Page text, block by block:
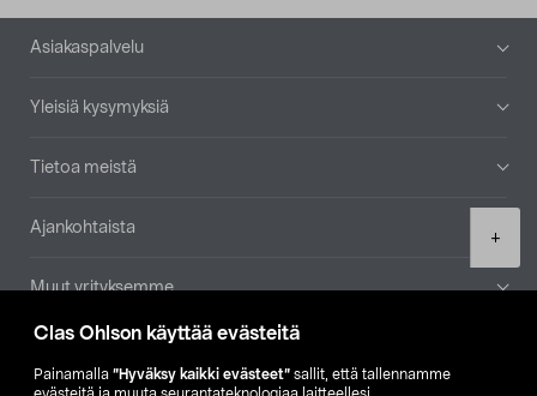
Clas Ohlson käyttää evästeitä
Painamalla ”Hyväksy kaikki evästeet” sallit, että tallennamme
+
Alatunniste
Asiakaspalvelu
Yleisiä kysymyksiä
Tietoa meistä
Ajankohtaista
Muut yrityksemme
Etsi myymälä